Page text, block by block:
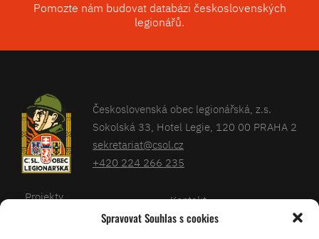
Spravovat Souhlas s cookies
Pomozte nám budovat databázi československých
legionářů.
Československá obec legionářská, z.s.
Sokolská 33, Hotel Legie, 120 00 PRAHA 2
sekretariat@csol.cz
+420 224 266 235
Projekty
Kontakt
Databáze legionářů